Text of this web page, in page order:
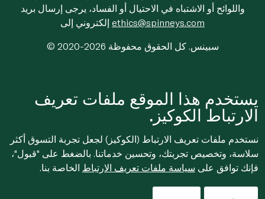
واللوائح أو الاشتباه في الاحتيال أو الفساد، يرجى إرسال بريد
ethics@spinneys.com
© 2020-2026 سبينس. كل الحقوق محفوظة
يستخدم هذا الموقع ملفات تعريف
الارتباط الكوكيز.
نستخدم ملفات تعريف الارتباط (الكوكيز) لجعل تجربة التسوق أكثر
سلاسة، وتخصيص تجربتك، وتحسين خدماتنا. بالضغط على "قبول"،
فإنك توافق على سياسة ملفات تعريف الارتباط الخاصة بنا.